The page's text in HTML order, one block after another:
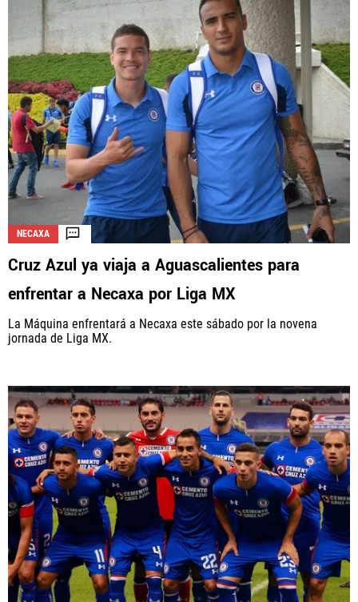
NECAXA
Cruz Azul ya viaja a Aguascalientes para
enfrentar a Necaxa por Liga MX
La Máquina enfrentará a Necaxa este sábado por la novena
jornada de Liga MX.